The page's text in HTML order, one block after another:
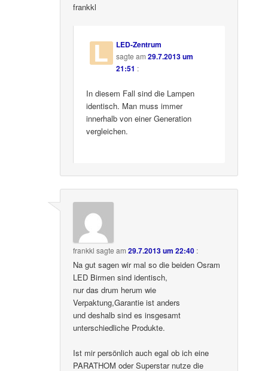
frankkl
LED-Zentrum
sagte am29.7.2013 um
21:51 :
In diesem Fall sind die Lampen
identisch. Man muss immer
innerhalb von einer Generation
vergleichen.
frankkl sagte am29.7.2013 um 22:40 :
Na gut sagen wir mal so die beiden Osram
LED Birmen sind identisch,
nur das drum herum wie
Verpaktung,Garantie ist anders
und deshalb sind es insgesamt
unterschiedliche Produkte.
Ist mir persönlich auch egal ob ich eine
PARATHOM oder Superstar nutze die